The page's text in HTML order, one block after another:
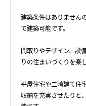
建築条件はありません
で建築可能です。
間取りやデザイン、設
りの住まいづくりを楽
平屋住宅や二階建て住
収納を充実させたりと